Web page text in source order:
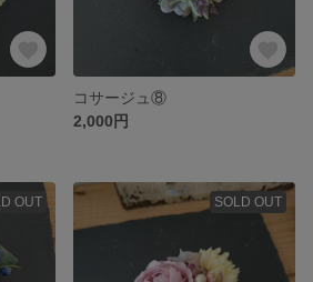
コサージュ⑧
2,000円
OUT SOLD OUT